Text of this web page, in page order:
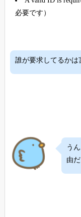
必要です）
誰が要求してるかは
う
由だ